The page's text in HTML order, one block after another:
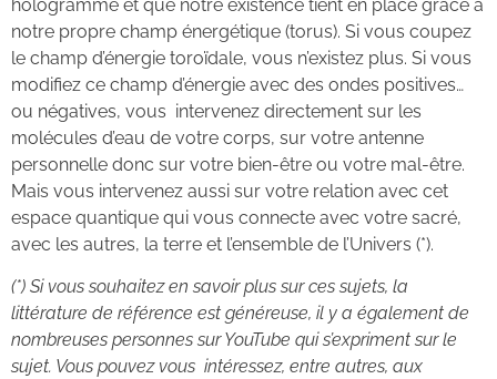
hologramme et que notre existence tient en place grâce à
notre propre champ énergétique (torus). Si vous coupez
le champ d’énergie toroïdale, vous n’existez plus. Si vous
modifiez ce champ d’énergie avec des ondes positives…
ou négatives, vous intervenez directement sur les
molécules d’eau de votre corps, sur votre antenne
personnelle donc sur votre bien-être ou votre mal-être.
Mais vous intervenez aussi sur votre relation avec cet
espace quantique qui vous connecte avec votre sacré,
avec les autres, la terre et l’ensemble de l’Univers (*).
(*) Si vous souhaitez en savoir plus sur ces sujets, la
littérature de référence est généreuse, il y a également de
nombreuses personnes sur YouTube qui s’expriment sur le
sujet. Vous pouvez vous intéressez, entre autres, aux